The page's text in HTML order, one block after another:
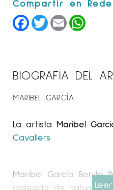
Facebook
TwitterEmail
BIOGRAFIA DEL
MARIBEL GARCÍA
La artista Maribel
Cavallers
Maribel García Benito
rodeada de